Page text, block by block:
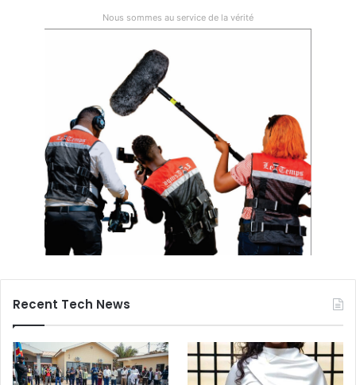
Nous sommes au service de la vérité
Recent Tech News